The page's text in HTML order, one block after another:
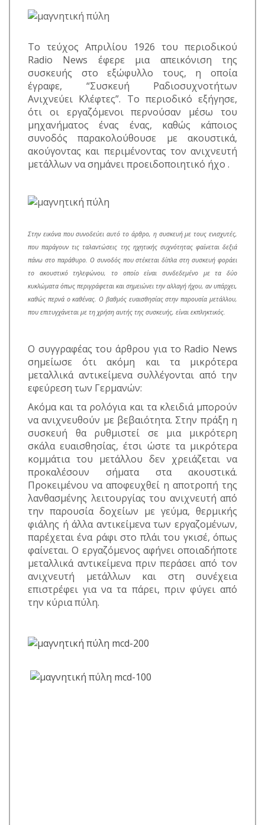
Το τεύχος Απριλίου 1926 του περιοδικού
Radio News έφερε μια απεικόνιση της
συσκευής στο εξώφυλλο τους, η οποία
έγραφε, “Συσκευή Ραδιοσυχνοτήτων
Ανιχνεύει Κλέφτες”. Το περιοδικό εξήγησε,
ότι οι εργαζόμενοι περνούσαν μέσω του
μηχανήματος ένας ένας, καθώς κάποιος
συνοδός παρακολούθουσε με ακουστικά,
ακούγοντας και περιμένοντας τον ανιχνευτή
μετάλλων να σημάνει προειδοποιητικό ήχο .
Στην εικόνα που συνοδεύει αυτό το άρθρο, η συσκευή με τους ενισχυτές,
που παράγουν τις ταλαντώσεις της ηχητικής συχνότητας φαίνεται δεξιά
πάνω στο παράθυρο. Ο συνοδός που στέκεται δίπλα στη συσκευή φοράει
το ακουστικό τηλεφώνου, το οποίο είναι συνδεδεμένο με τα δύο
κυκλώματα όπως περιγράφεται και σημειώνει την αλλαγή ήχου, αν υπάρχει,
καθώς περνά ο καθένας. Ο βαθμός ευαισθησίας στην παρουσία μετάλλου,
που επιτυγχάνεται με τη χρήση αυτής της συσκευής, είναι εκπληκτικός.
Ο συγγραφέας του άρθρου για το Radio News
σημείωσε ότι ακόμη και τα μικρότερα
μεταλλικά αντικείμενα συλλέγονται από την
εφεύρεση των Γερμανών:
Ακόμα και τα ρολόγια και τα κλειδιά μπορούν
να ανιχνευθούν με βεβαιότητα. Στην πράξη η
συσκευή θα ρυθμιστεί σε μια μικρότερη
σκάλα ευαισθησίας, έτσι ώστε τα μικρότερα
κομμάτια του μετάλλου δεν χρειάζεται να
προκαλέσουν σήματα στα ακουστικά.
Προκειμένου να αποφευχθεί η αποτροπή της
λανθασμένης λειτουργίας του ανιχνευτή από
την παρουσία δοχείων με γεύμα, θερμικής
φιάλης ή άλλα αντικείμενα των εργαζομένων,
παρέχεται ένα ράφι στο πλάι του γκισέ, όπως
φαίνεται. Ο εργαζόμενος αφήνει οποιαδήποτε
μεταλλικά αντικείμενα πριν περάσει από τον
ανιχνευτή μετάλλων και στη συνέχεια
επιστρέφει για να τα πάρει, πριν φύγει από
την κύρια πύλη.